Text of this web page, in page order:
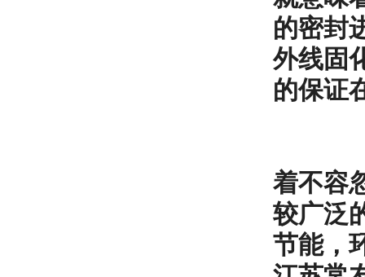
的密封
外线固
的保证
着不容
较广泛
节能，